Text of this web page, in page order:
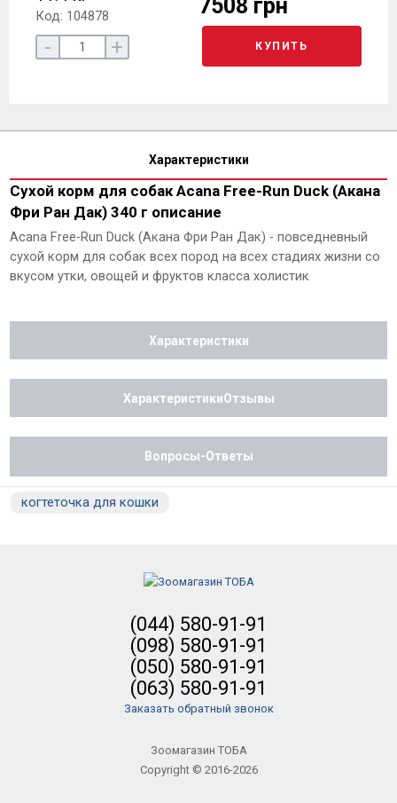
Код: 104878 7508 грн
- + КУПИТЬ
Характеристики
Сухой корм для собак Acana Free-Run Duck (Акана
Фри Ран Дак) 340 г описание
Acana Free-Run Duck (Акана Фри Ран Дак) - повседневный
сухой корм для собак всех пород на всех стадиях жизни со
вкусом утки, овощей и фруктов класса холистик
Характеристики
ХарактеристикиОтзывы
Вопросы-Ответы
когтеточка для кошки
(044) 580-91-91
(098) 580-91-91
(050) 580-91-91
(063) 580-91-91
Заказать обратный звонок
Зоомагазин ТОБА
Copyright © 2016-2026